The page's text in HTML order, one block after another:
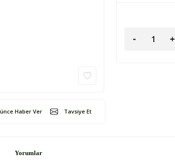
Haber Ver Tavsiye Et
Yorumlar